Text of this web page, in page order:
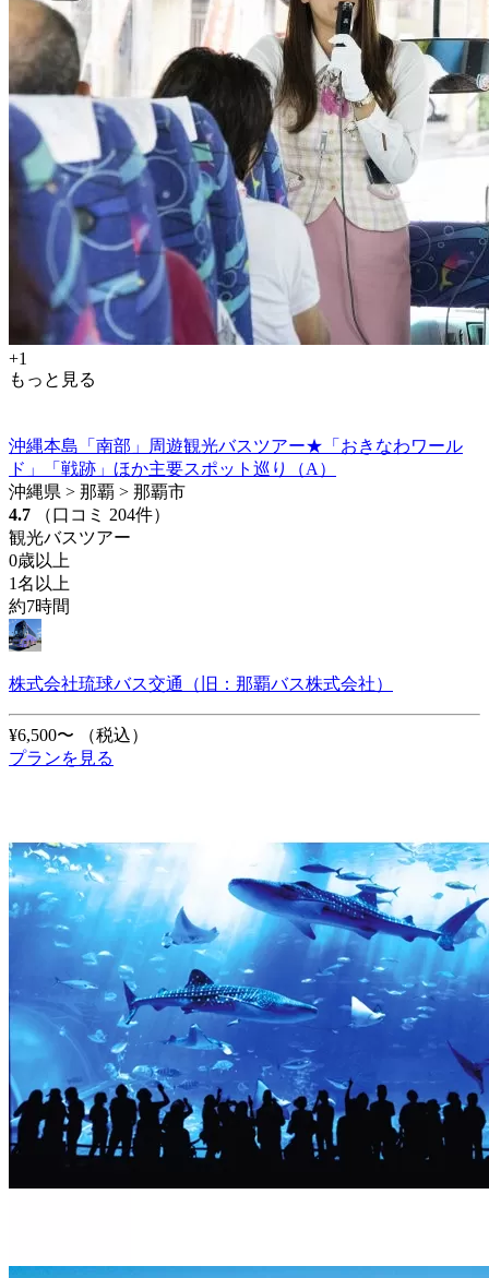
+1
もっと見る
沖縄本島「南部」周遊観光バスツアー★「おきなわワール
ド」「戦跡」ほか主要スポット巡り（A）
沖縄県 > 那覇 > 那覇市
4.7
（口コミ 204件）
観光バスツアー
0歳以上
1名以上
約7時間
株式会社琉球バス交通（旧：那覇バス株式会社）
¥6,500〜
（税込）
プランを見る